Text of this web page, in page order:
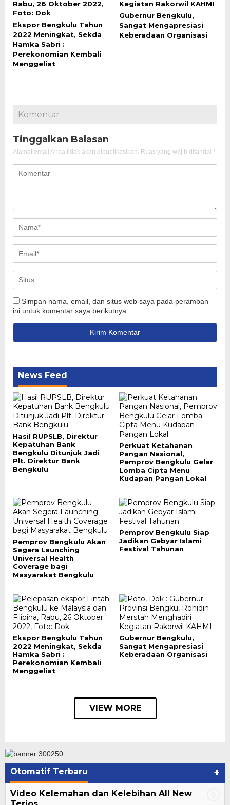
Ekspor Bengkulu Tahun
2022 Meningkat, Sekda
Hamka Sabri :
Perekonomian Kembali
Menggeliat
Gubernur Bengkulu,
Sangat Mengapresiasi
Keberadaan Organisasi
Komentar
Tinggalkan Balasan
Alamat email Anda tidak akan dipublikasikan. Ruas yang wajib ditandai *
Simpan nama, email, dan situs web saya pada peramban
ini untuk komentar saya berikutnya.
News Feed
Hasil RUPSLB, Direktur
Kepatuhan Bank
Bengkulu Ditunjuk Jadi
Plt. Direktur Bank
Bengkulu
Perkuat Ketahanan
Pangan Nasional,
Pemprov Bengkulu Gelar
Lomba Cipta Menu
Kudapan Pangan Lokal
Pemprov Bengkulu Akan
Segera Launching
Universal Health
Coverage bagi
Masyarakat Bengkulu
Pemprov Bengkulu Siap
Jadikan Gebyar Islami
Festival Tahunan
Ekspor Bengkulu Tahun
2022 Meningkat, Sekda
Hamka Sabri :
Perekonomian Kembali
Menggeliat
Gubernur Bengkulu,
Sangat Mengapresiasi
Keberadaan Organisasi
VIEW MORE
Otomatif Terbaru +
Video Kelemahan dan Kelebihan All New